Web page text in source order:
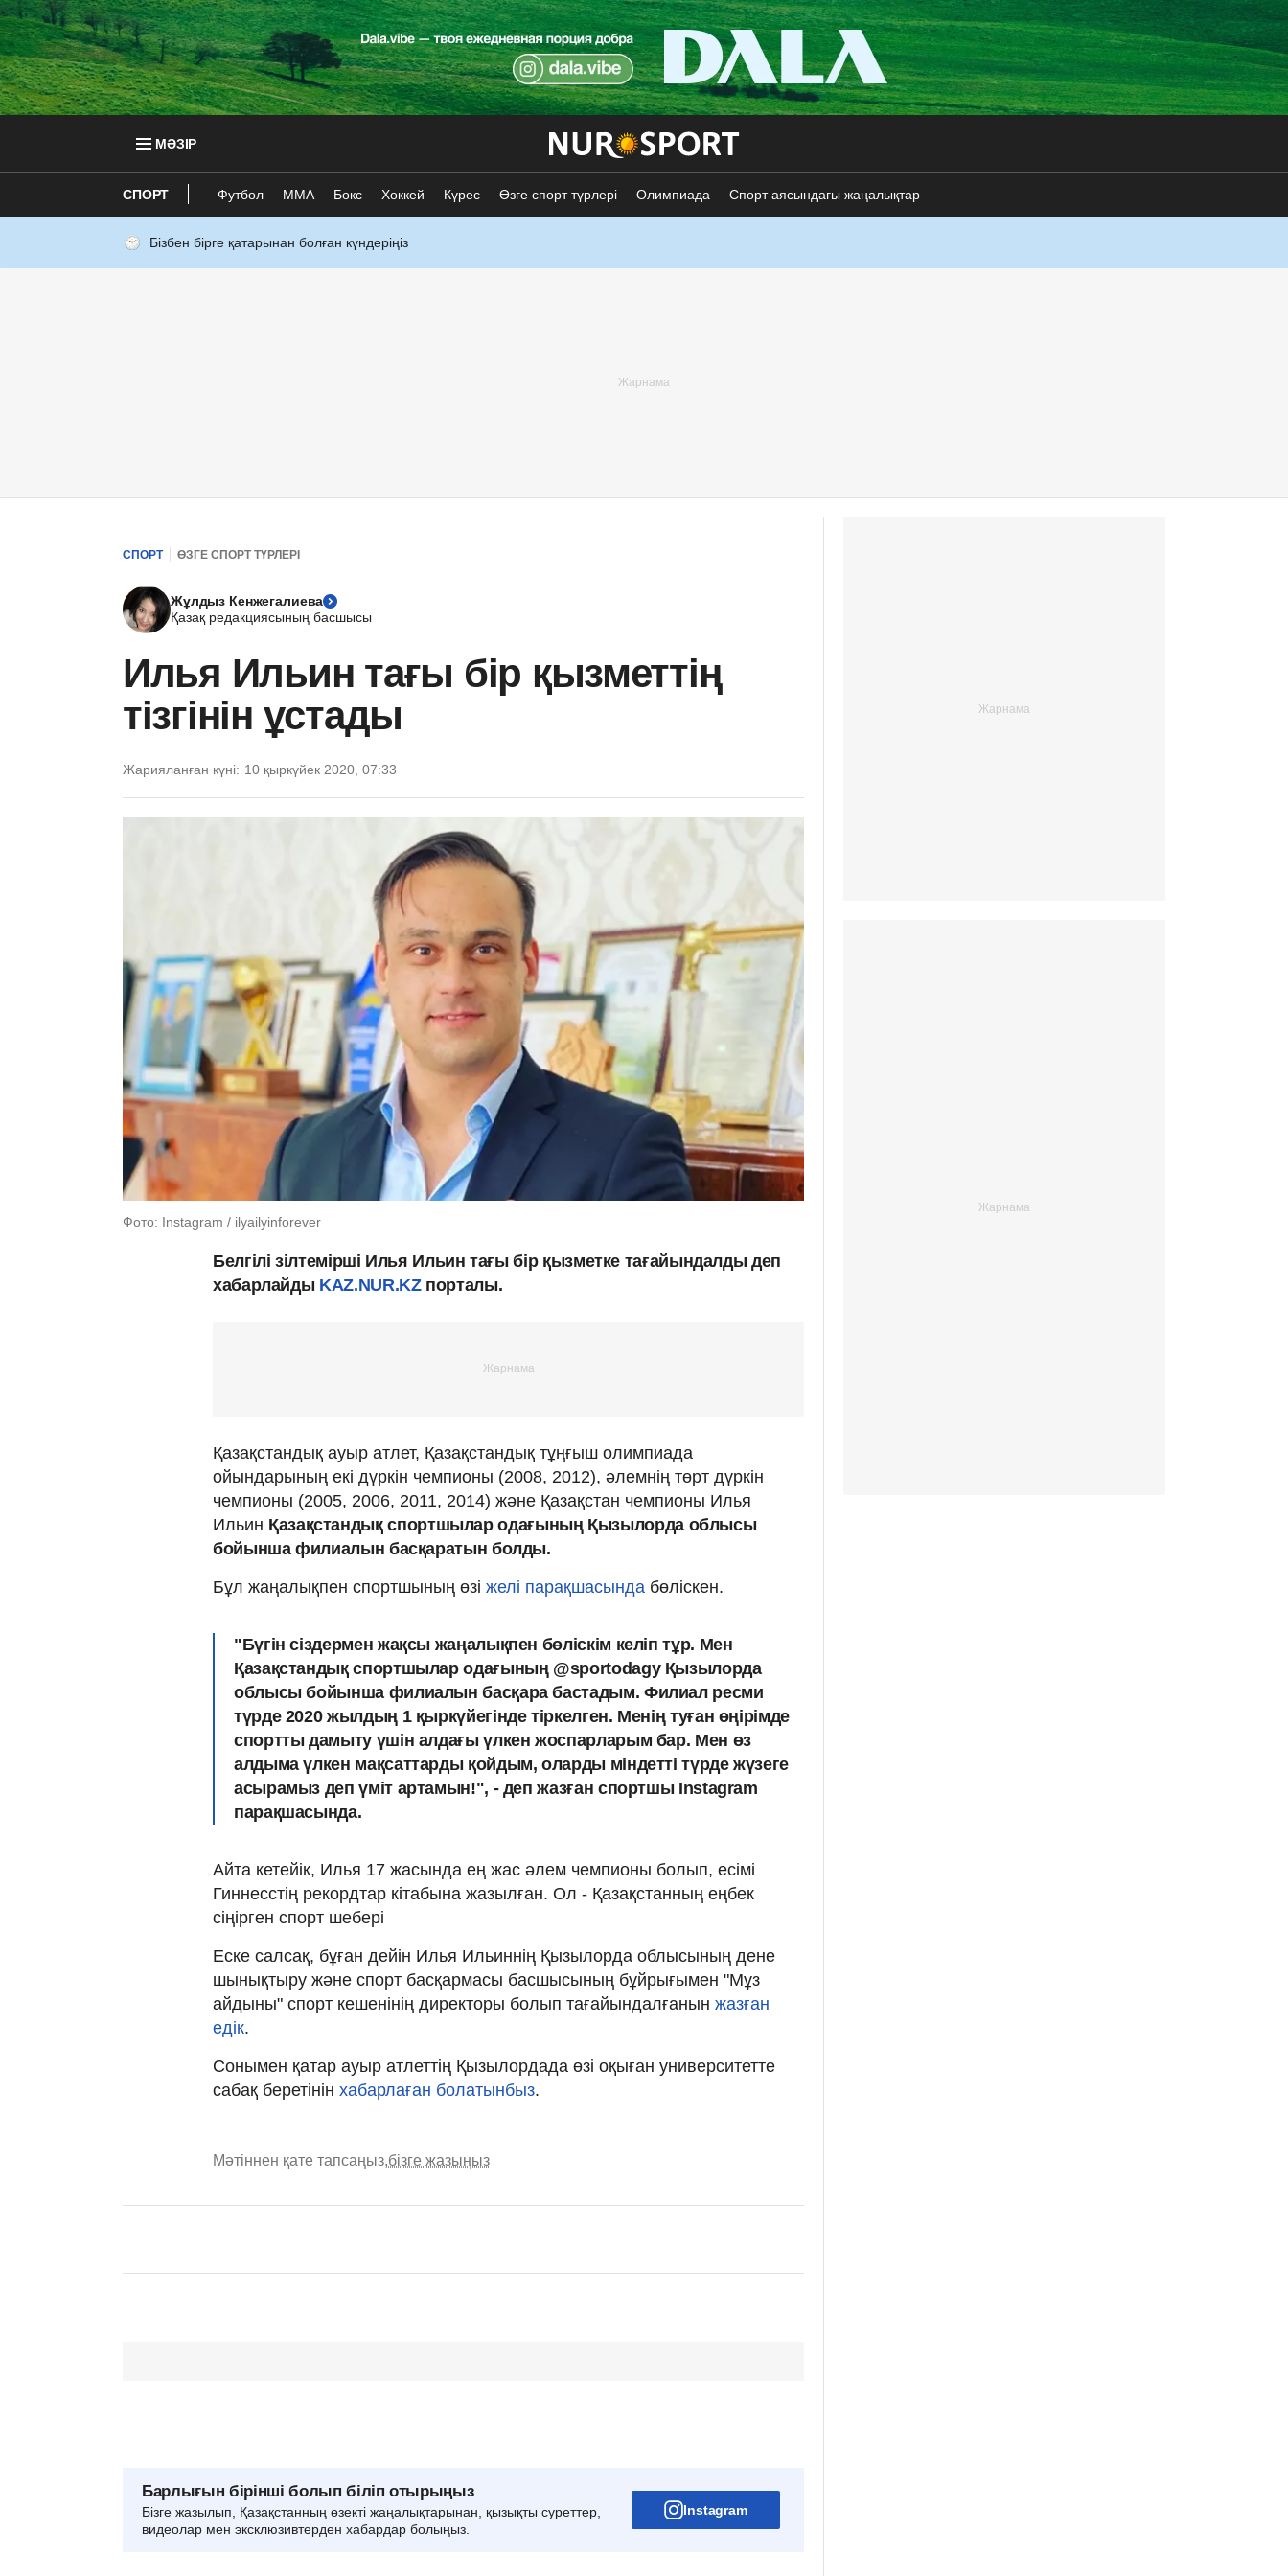
МӘЗІР
СПОРТ Футбол ММА Бокс Хоккей Күрес Өзге спорт түрлері Олимпиада Спорт аясындағы жаңалықтар
Бізбен бірге қатарынан болған күндеріңіз
СПОРТ ӨЗГЕ СПОРТ ТҮРЛЕРІ
Жұлдыз Кенжегалиева
Қазақ редакциясының басшысы
Илья Ильин тағы бір қызметтің
тізгінін ұстады
Жарияланған күні: 10 қыркүйек 2020, 07:33
Фото: Instagram / ilyailyinforever
Белгілі зілтемірші Илья Ильин тағы бір қызметке тағайындалды деп
хабарлайды KAZ.NUR.KZ порталы.
Қазақстандық ауыр атлет, Қазақстандық тұңғыш олимпиада
ойындарының екі дүркін чемпионы (2008, 2012), әлемнің төрт дүркін
чемпионы (2005, 2006, 2011, 2014) және Қазақстан чемпионы Илья
Ильин Қазақстандық спортшылар одағының Қызылорда облысы
бойынша филиалын басқаратын болды.
Бұл жаңалықпен спортшының өзі желі парақшасында бөліскен.
"Бүгін сіздермен жақсы жаңалықпен бөліскім келіп тұр. Мен
Қазақстандық спортшылар одағының @sportodagy Қызылорда
облысы бойынша филиалын басқара бастадым. Филиал ресми
түрде 2020 жылдың 1 қыркүйегінде тіркелген. Менің туған өңірімде
спортты дамыту үшін алдағы үлкен жоспарларым бар. Мен өз
алдыма үлкен мақсаттарды қойдым, оларды міндетті түрде жүзеге
асырамыз деп үміт артамын!", - деп жазған спортшы Instagram
парақшасында.
Айта кетейік, Илья 17 жасында ең жас әлем чемпионы болып, есімі
Гиннесстің рекордтар кітабына жазылған. Ол - Қазақстанның еңбек
сіңірген спорт шебері
Еске салсақ, бұған дейін Илья Ильиннің Қызылорда облысының дене
шынықтыру және спорт басқармасы басшысының бұйрығымен "Мұз
айдыны" спорт кешенінің директоры болып тағайындалғанын жазған
едік.
Сонымен қатар ауыр атлеттің Қызылордада өзі оқыған университетте
сабақ беретінін хабарлаған болатынбыз.
Мәтіннен қате тапсаңыз,бізге жазыңыз
Барлығын бірінші болып біліп отырыңыз
Бізге жазылып, Қазақстанның өзекті жаңалықтарынан, қызықты суреттер,
видеолар мен эксклюзивтерден хабардар болыңыз.
Instagram